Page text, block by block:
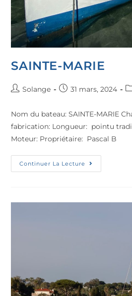
SAINTE-MARIE
Solange 31 mars, 2024
Nom du bateau: SAINTE-MARIE
fabrication: Longueur: pointu
Moteur: Propriétaire: Pascal B
Continuer La Lecture